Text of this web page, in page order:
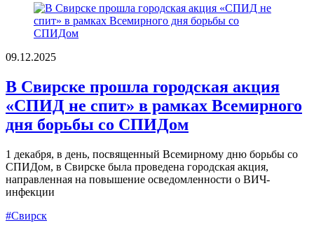
09.12.2025
В Свирске прошла городская акция
«СПИД не спит» в рамках Всемирного
дня борьбы со СПИДом
1 декабря, в день, посвященный Всемирному дню борьбы со
СПИДом, в Свирске была проведена городская акция,
направленная на повышение осведомленности о ВИЧ-
инфекции
#Свирск